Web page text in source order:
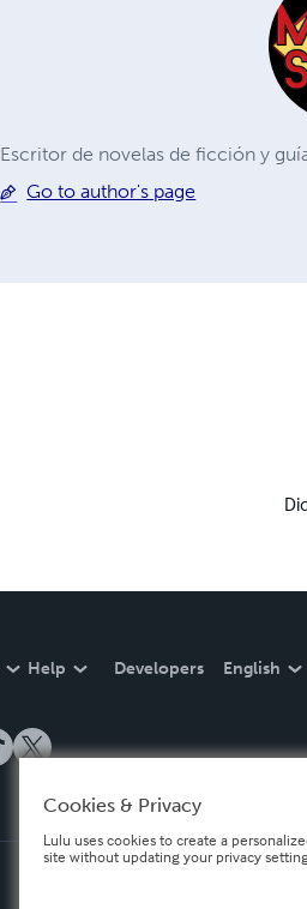
Escritor de novelas de ficción y
Go to author's page
Help Developers English
Cookies & Privacy
Lulu uses cookies to create a
site without updating your privacy